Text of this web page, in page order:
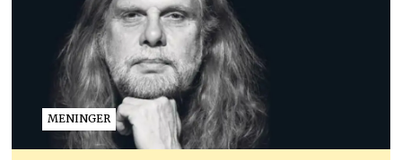
MENINGER